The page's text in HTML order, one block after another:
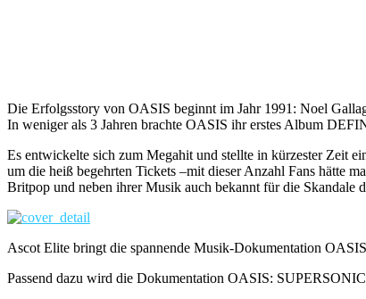
Die Erfolgsstory von OASIS beginnt im Jahr 1991: Noel
In weniger als 3 Jahren brachte OASIS ihr erstes Album
Es entwickelte sich zum Megahit und stellte in kürzester Zeit
um die heiß begehrten Tickets –mit dieser Anzahl Fans hätte
Britpop und neben ihrer Musik auch bekannt für die Skandale
Ascot Elite bringt die spannende Musik-Dokumentation
Passend dazu wird die Dokumentation OASIS: